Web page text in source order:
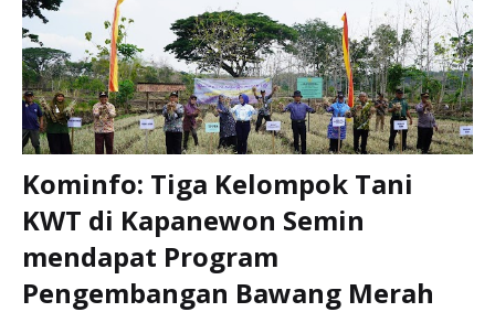
Kominfo: Tiga Kelompok Tani
KWT di Kapanewon Semin
mendapat Program
Pengembangan Bawang Merah